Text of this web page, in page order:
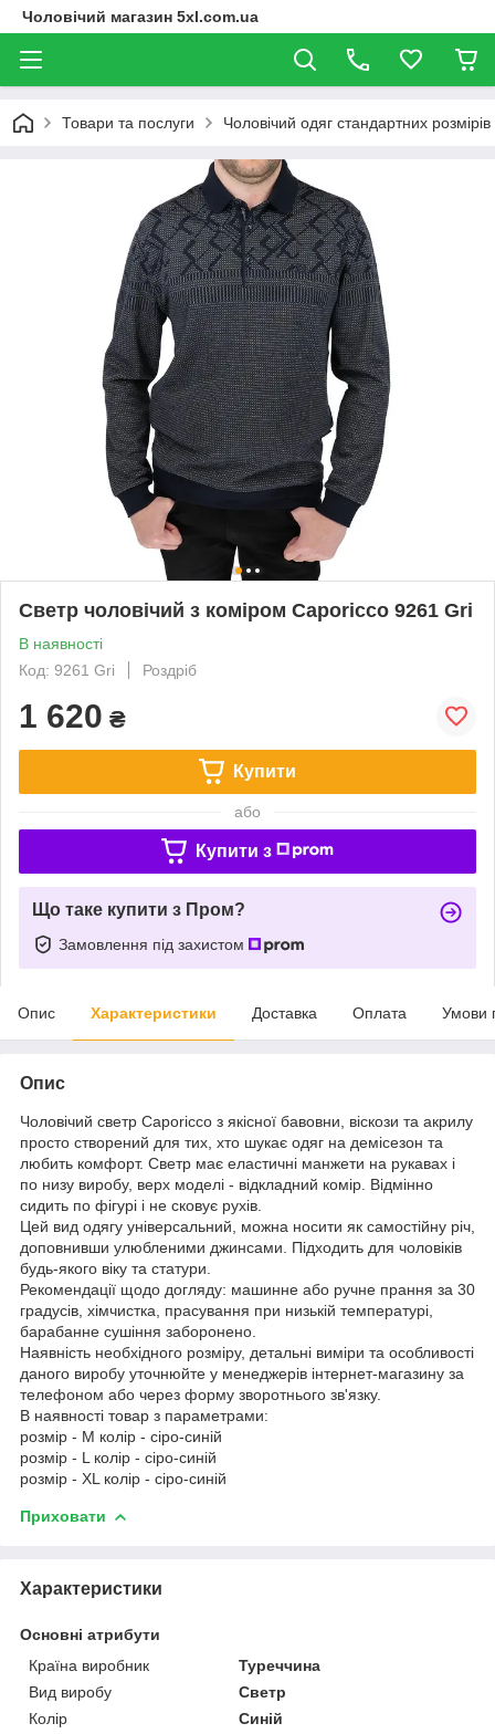
Чоловічий магазин 5xl.com.ua
Товари та послуги Чоловічий одяг стандартних розмірів
Светр чоловічий з коміром Caporicco 9261 Gri
В наявності
Код: 9261 Gri
Роздріб
1 620 ₴
Купити
або
Купити з
Що таке купити з Пром?
Замовлення під захистом
Опис Характеристики Доставка Оплата Умови
Опис
Чоловічий светр Caporicco з якісної бавовни, віскози та акрилу
просто створений для тих, хто шукає одяг на демісезон та
любить комфорт. Светр має еластичні манжети на рукавах і
по низу виробу, верх моделі - відкладний комір. Відмінно
сидить по фігурі і не сковує рухів.
Цей вид одягу універсальний, можна носити як самостійну річ,
доповнивши улюбленими джинсами. Підходить для чоловіків
будь-якого віку та статури.
Рекомендації щодо догляду: машинне або ручне прання за 30
градусів, хімчистка, прасування при низькій температурі,
барабанне сушіння заборонено.
Наявність необхідного розміру, детальні виміри та особливості
даного виробу уточнюйте у менеджерів інтернет-магазину за
телефоном або через форму зворотнього зв'язку.
В наявності товар з параметрами:
розмір - M колір - сіро-синій
розмір - L колір - сіро-синій
розмір - XL колір - сіро-синій
Приховати
Характеристики
Основні атрибути
Країна виробник
Туреччина
Вид виробу
Светр
Колір
Синій